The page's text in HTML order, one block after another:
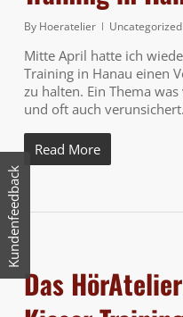
By Hoeratelier Uncategorized
Mitte April hatte ich
Training in Hanau einen
zu halten. Ein Thema
und oft auch
Read More
Das
Kundenfeedback